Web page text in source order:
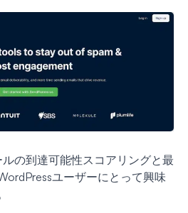
の到達可能性スコアリングと最
ユーザーにとって興味